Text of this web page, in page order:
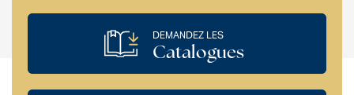
DEMANDEZ LES
Catalogues